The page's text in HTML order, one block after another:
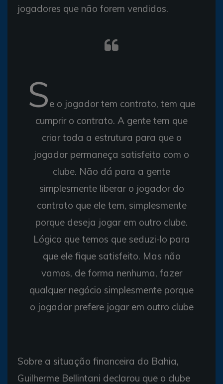
jogadores que não forem vendidos.
Se o jogador tem contrato, tem que
cumprir o contrato. A gente tem que
criar toda a estrutura para que o
jogador permaneça satisfeito com o
clube. Não dá para a gente
simplesmente liberar o jogador do
contrato que ele tem, simplesmente
porque deseja jogar em outro clube.
Lógico que temos que seduzi-lo para
que ele fique satisfeito. Mas não
vamos, de forma nenhuma, fazer
qualquer negócio simplesmente porque
o jogador prefere jogar em outro clube
Sobre a situação financeira do Bahia,
Guilherme Bellintani declarou que o clube